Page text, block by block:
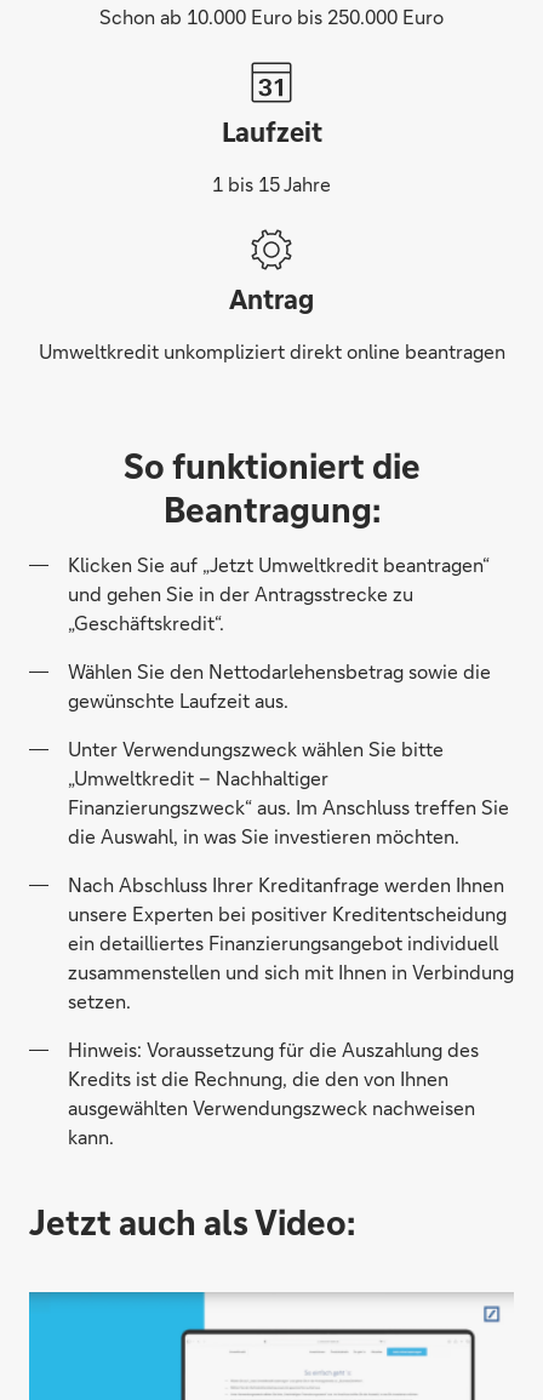
Schon ab 10.000 Euro bis 250.000 Euro
Laufzeit
1 bis 15 Jahre
Antrag
Umweltkredit unkompliziert direkt online beantragen
So funktioniert die
Beantragung:
Klicken Sie auf „Jetzt Umweltkredit beantragen“
und gehen Sie in der Antragsstrecke zu
„Geschäftskredit“.
Wählen Sie den Nettodarlehensbetrag sowie die
gewünschte Laufzeit aus.
Unter Verwendungszweck wählen Sie bitte
„Umweltkredit – Nachhaltiger
Finanzierungszweck“ aus. Im Anschluss treffen Sie
die Auswahl, in was Sie investieren möchten.
Nach Abschluss Ihrer Kreditanfrage werden Ihnen
unsere Experten bei positiver Kreditentscheidung
ein detailliertes Finanzierungsangebot individuell
zusammenstellen und sich mit Ihnen in Verbindung
setzen.
Hinweis: Voraussetzung für die Auszahlung des
Kredits ist die Rechnung, die den von Ihnen
ausgewählten Verwendungszweck nachweisen
kann.
Jetzt auch als Video: